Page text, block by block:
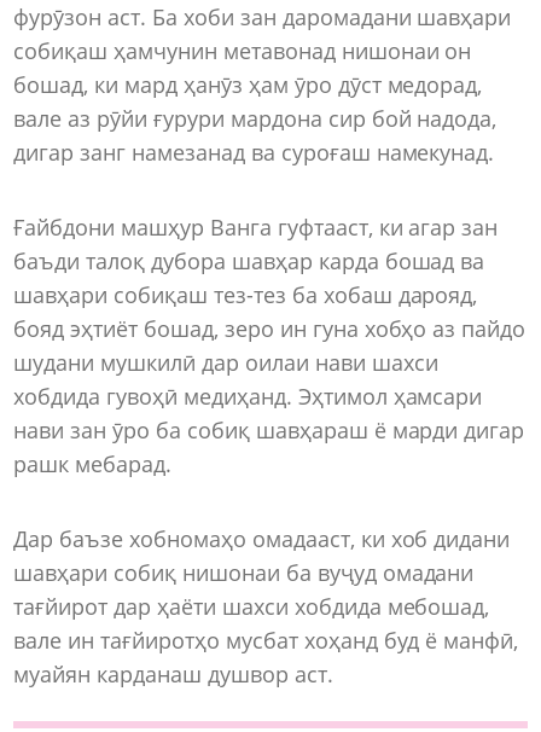
фурӯзон аст. Ба хоби зан даромадани шавҳари
собиқаш ҳамчунин метавонад нишонаи он
бошад, ки мард ҳанӯз ҳам ӯро дӯст медорад,
вале аз рӯйи ғурури мардона сир бой надода,
дигар занг намезанад ва суроғаш намекунад.
Ғайбдони машҳур Ванга гуфтааст, ки агар зан
баъди талоқ дубора шавҳар карда бошад ва
шавҳари собиқаш тез-тез ба хобаш дарояд,
бояд эҳтиёт бошад, зеро ин гуна хобҳо аз пайдо
шудани мушкилӣ дар оилаи нави шахси
хобдида гувоҳӣ медиҳанд. Эҳтимол ҳамсари
нави зан ӯро ба собиқ шавҳараш ё марди дигар
рашк мебарад.
Дар баъзе хобномаҳо омадааст, ки хоб дидани
шавҳари собиқ нишонаи ба вуҷуд омадани
тағйирот дар ҳаёти шахси хобдида мебошад,
вале ин тағйиротҳо мусбат хоҳанд буд ё манфӣ,
муайян карданаш душвор аст.